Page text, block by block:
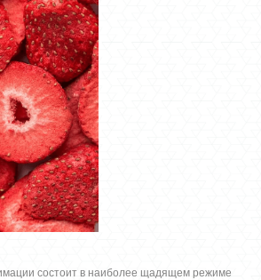
состоит в наиболее щадящем режиме